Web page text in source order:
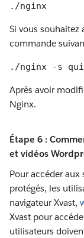
./nginx
Si vous souhaitez
commande
./nginx -s
Après avoir
Nginx.
Étape 6 :
et vidéos
Pour accéder aux
protégés, les
navigateur Xvast,
Xvast pour
utilisateurs